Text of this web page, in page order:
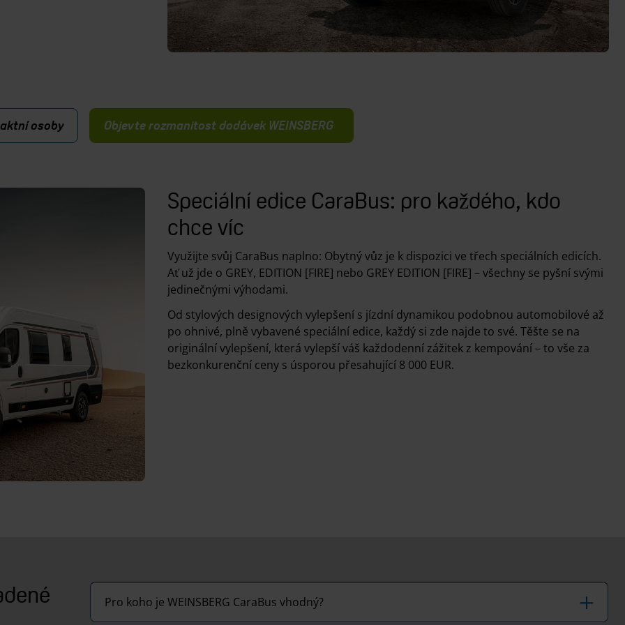
osoby Objevte rozmanitost dodávek WEINSBERG
Speciální edice CaraBus: pro každého, kdo
chce víc
Využijte svůj CaraBus naplno: Obytný vůz je k dispozici ve třech speciálních edicích.
Ať už jde o GREY, EDITION [FIRE] nebo GREY EDITION [FIRE] – všechny se pyšní svými
jedinečnými výhodami.
Od stylových designových vylepšení s jízdní dynamikou podobnou automobilové až
po ohnivé, plně vybavené speciální edice, každý si zde najde to své. Těšte se na
originální vylepšení, která vylepší váš každodenní zážitek z kempování – to vše za
bezkonkurenční ceny s úsporou přesahující 8 000 EUR.
Pro koho je WEINSBERG CaraBus vhodný?